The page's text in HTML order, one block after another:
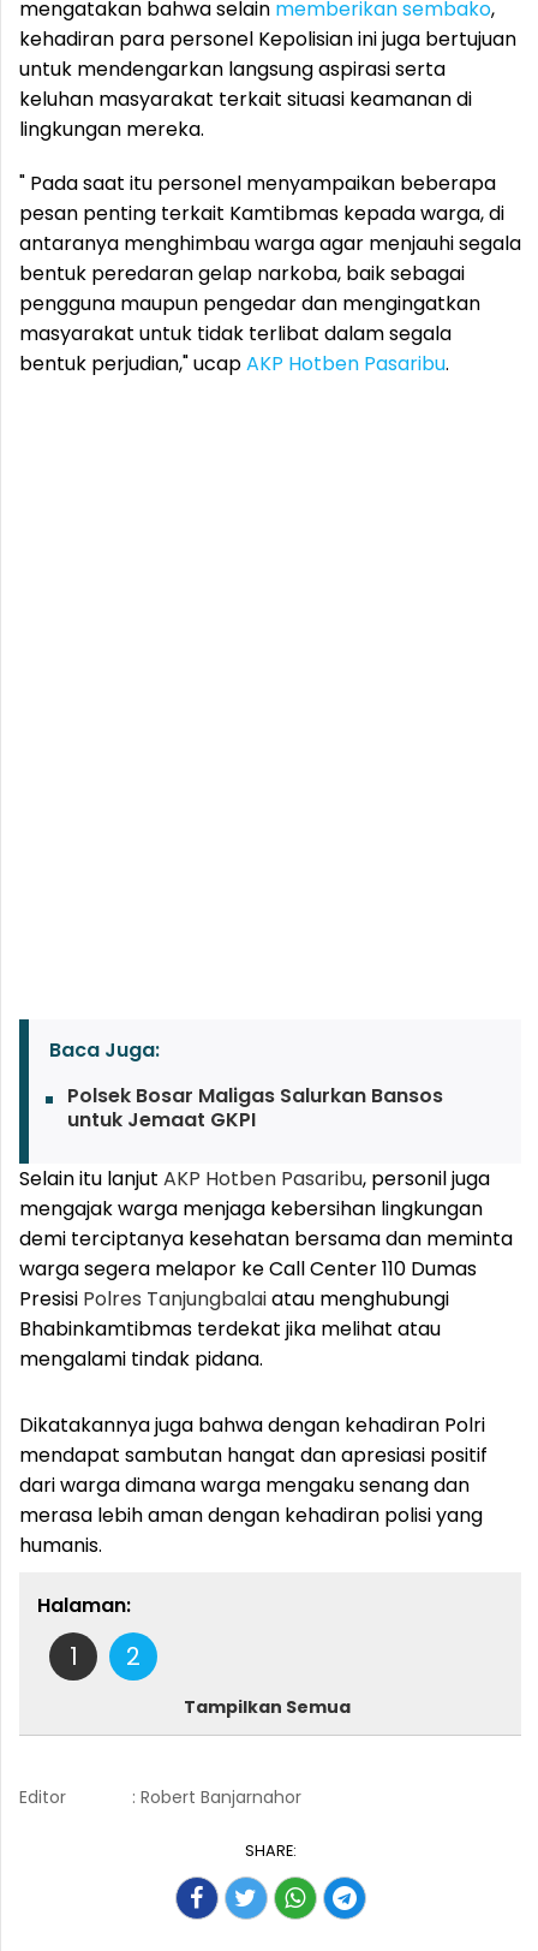
mengatakan bahwa selain memberikan sembako,
kehadiran para personel Kepolisian ini juga bertujuan
untuk mendengarkan langsung aspirasi serta
keluhan masyarakat terkait situasi keamanan di
lingkungan mereka.
" Pada saat itu personel menyampaikan beberapa
pesan penting terkait Kamtibmas kepada warga, di
antaranya menghimbau warga agar menjauhi segala
bentuk peredaran gelap narkoba, baik sebagai
pengguna maupun pengedar dan mengingatkan
masyarakat untuk tidak terlibat dalam segala
bentuk perjudian," ucapAKP Hotben Pasaribu.
Baca Juga:
Polsek Bosar Maligas Salurkan Bansos
untuk Jemaat GKPI
Selain itu lanjut AKP Hotben Pasaribu, personil juga
mengajak warga menjaga kebersihan lingkungan
demi terciptanya kesehatan bersama dan meminta
warga segera melapor ke Call Center 110 Dumas
Presisi Polres Tanjungbalaiatau menghubungi
Bhabinkamtibmas terdekat jika melihat atau
mengalami tindak pidana.
Dikatakannya juga bahwa dengan kehadiran Polri
mendapat sambutan hangat dan apresiasi positif
dari warga dimana warga mengaku senang dan
merasa lebih aman dengan kehadiran polisi yang
humanis.
Halaman:
1 2
Tampilkan Semua
Editor : Robert Banjarnahor
SHARE: